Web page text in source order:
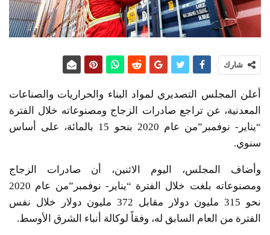
شارك
أعلن المجلس التصديري لمواد البناء والحراريات والصناعات
المعدنية، عن تراجع صادرات الزجاج ومصنوعاته خلال الفترة
“يناير- نوفمبر”من عام 2020 بنحو 15 بالمائة، على أساس
سنوي.
وأضاف المجلس، اليوم الاثنين، أن صادرات الزجاج
ومصنوعاته بلغت خلال الفترة “يناير- نوفمبر”من عام 2020
نحو 315 مليون دولار مقابل 372 مليون دولار خلال نفس
الفترة من العام السابق له، وفقاً لوكالة أنباء الشرق الأوسط.